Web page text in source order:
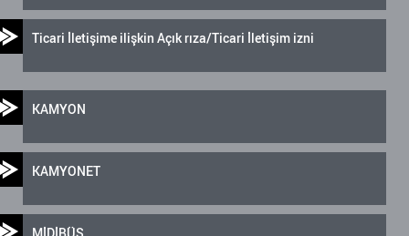
Ticari İletişime ilişkin Açık rıza/Ticari İletişim izni
KAMYON
KAMYONET
MİDİBÜS